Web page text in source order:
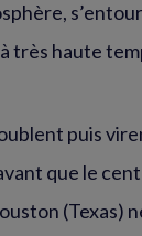
très haute
puis
que le
(Texas)